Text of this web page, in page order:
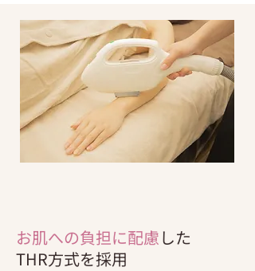
お肌への負担に配慮した
THR方式を採用